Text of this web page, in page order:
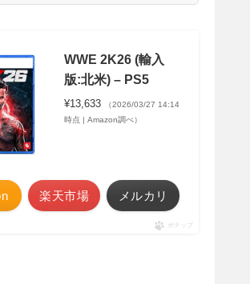
WWE 2K26 (輸入
版:北米) – PS5
¥13,633
（2026/03/27 14:14
時点 | Amazon調べ）
楽天市場 メルカリ
ポチップ